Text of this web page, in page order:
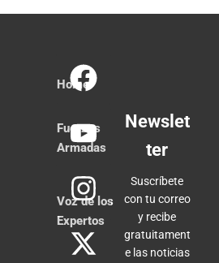
Home
Fuerzas
Armadas
Voz de los
Expertos
Newslet
ter
Suscríbete
con tu correo
y recibe
gratuitament
e las noticias